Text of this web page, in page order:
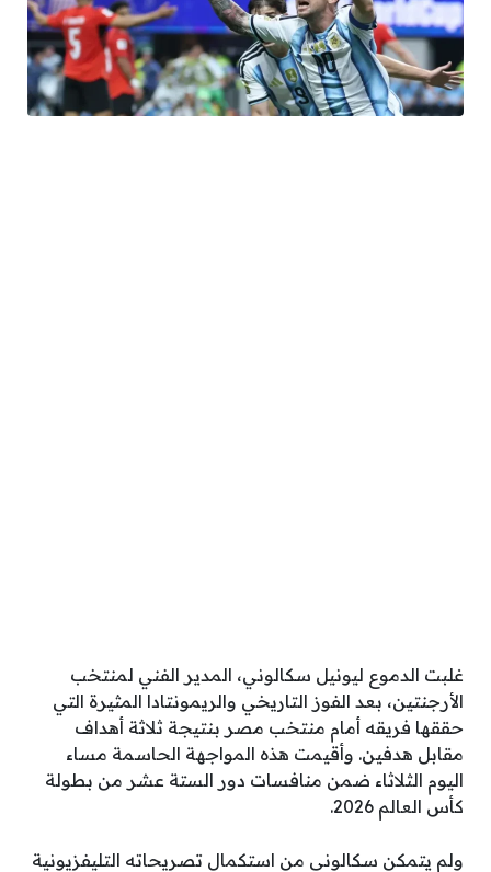
غلبت الدموع ليونيل سكالوني، المدير الفني لمنتخب
الأرجنتين، بعد الفوز التاريخي والريمونتادا المثيرة التي
حققها فريقه أمام منتخب مصر بنتيجة ثلاثة أهداف
مقابل هدفين. وأقيمت هذه المواجهة الحاسمة مساء
اليوم الثلاثاء ضمن منافسات دور الستة عشر من بطولة
كأس العالم 2026.
ولم يتمكن سكالوني من استكمال تصريحاته التليفزيونية